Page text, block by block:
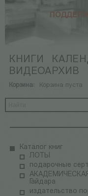
КНИГИ
ВИДЕОАРХИВ
Корзина: Корзина пуста
Каталог книг
ЛОТЫ
подарочные
АКАДЕМИЧЕСКАЯ
Гайдара
издательство